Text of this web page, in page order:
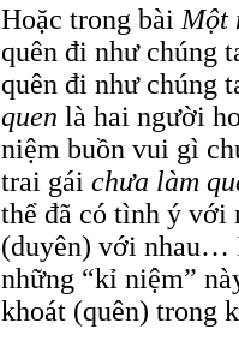
Hoặc trong bài Một
quên đi như chúng
quên đi như chúng
quen là hai người
niệm buồn vui gì
trai gái chưa làm
thể đã có tình ý với
(duyên) với nhau…
những “kỉ niệm”
khoát (quên) trong